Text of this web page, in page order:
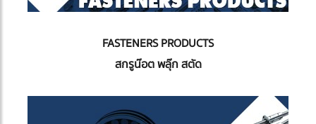
FASTENERS PRODUCTS
สกรูน๊อต พลุ๊ก สตัด